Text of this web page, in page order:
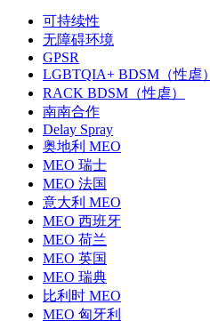
可持续性
无障碍环境
GPSR
LGBTQIA+ BDSM（性虐）
RACK BDSM（性虐）
南南合作
Delay Spray
奥地利 MEO
MEO 瑞士
MEO 法国
意大利 MEO
MEO 西班牙
MEO 荷兰
MEO 英国
MEO 瑞典
比利时 MEO
MEO 匈牙利